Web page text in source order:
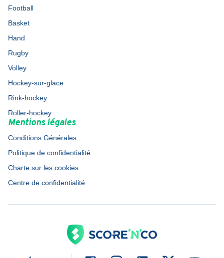
Football
Basket
Hand
Rugby
Volley
Hockey-sur-glace
Rink-hockey
Roller-hockey
Mentions légales
Conditions Générales
Politique de confidentialité
Charte sur les cookies
Centre de confidentialité